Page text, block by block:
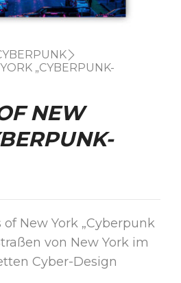
„CYBERPUNK-
NEW
New York „Cyberpunk
von New York im
Cyber-Design